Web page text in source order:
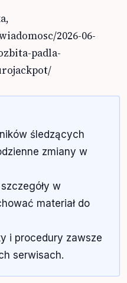
2026-06-
padla-
śledzących
zmiany w
w
materiał do
i procedury zawsze
serwisach.